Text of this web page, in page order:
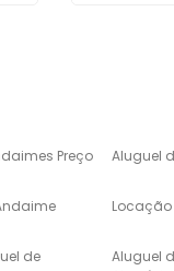
Preço Aluguel
de
Aluguel